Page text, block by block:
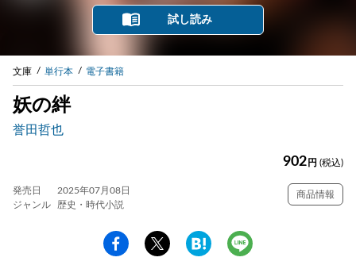
試し読み
文庫 単行本 電子書籍
妖の絆
誉田哲也
902 円 (税込)
発売日
2025年07月08日
ジャンル
歴史・時代小説
商品情報